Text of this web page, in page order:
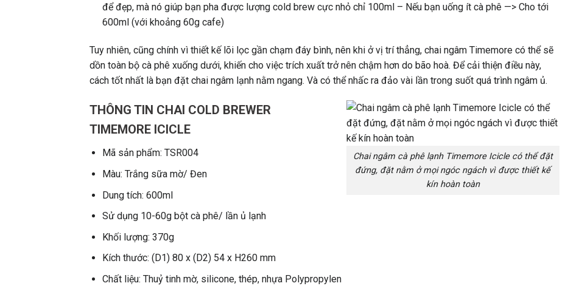
để đẹp, mà nó giúp bạn pha được lượng cold brew cực nhỏ chỉ 100ml – Nếu bạn uống ít cà phê —> Cho tới
600ml (với khoảng 60g cafe)
Tuy nhiên, cũng chính vì thiết kế lõi lọc gần chạm đáy bình, nên khi ở vị trí thẳng, chai ngâm Timemore có thể sẽ
dồn toàn bộ cà phê xuống dưới, khiến cho việc trích xuất trở nên chậm hơn do bão hoà. Để cải thiện điều này,
cách tốt nhất là bạn đặt chai ngâm lạnh nằm ngang. Và có thể nhấc ra đảo vài lần trong suốt quá trình ngâm ủ.
Chai ngâm cà phê lạnh Timemore Icicle có thể đặt
đứng, đặt nằm ở mọi ngóc ngách vì được thiết kế
kín hoàn toàn
THÔNG TIN CHAI COLD BREWER
TIMEMORE ICICLE
Mã sản phẩm: TSR004
Màu: Trắng sữa mờ/ Đen
Dung tích: 600ml
Sử dụng 10-60g bột cà phê/ lần ủ lạnh
Khối lượng: 370g
Kích thước: (D1) 80 x (D2) 54 x H260 mm
Chất liệu: Thuỷ tinh mờ, silicone, thép, nhựa Polypropylen